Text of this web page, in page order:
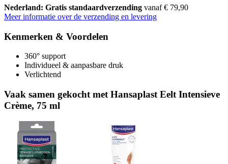
Nederland: Gratis standaardverzending vanaf € 79,90
Meer informatie over de verzending en levering
Kenmerken & Voordelen
360° support
Individueel & aanpasbare druk
Verlichtend
Vaak samen gekocht met Hansaplast Eelt Intensieve
Crème, 75 ml